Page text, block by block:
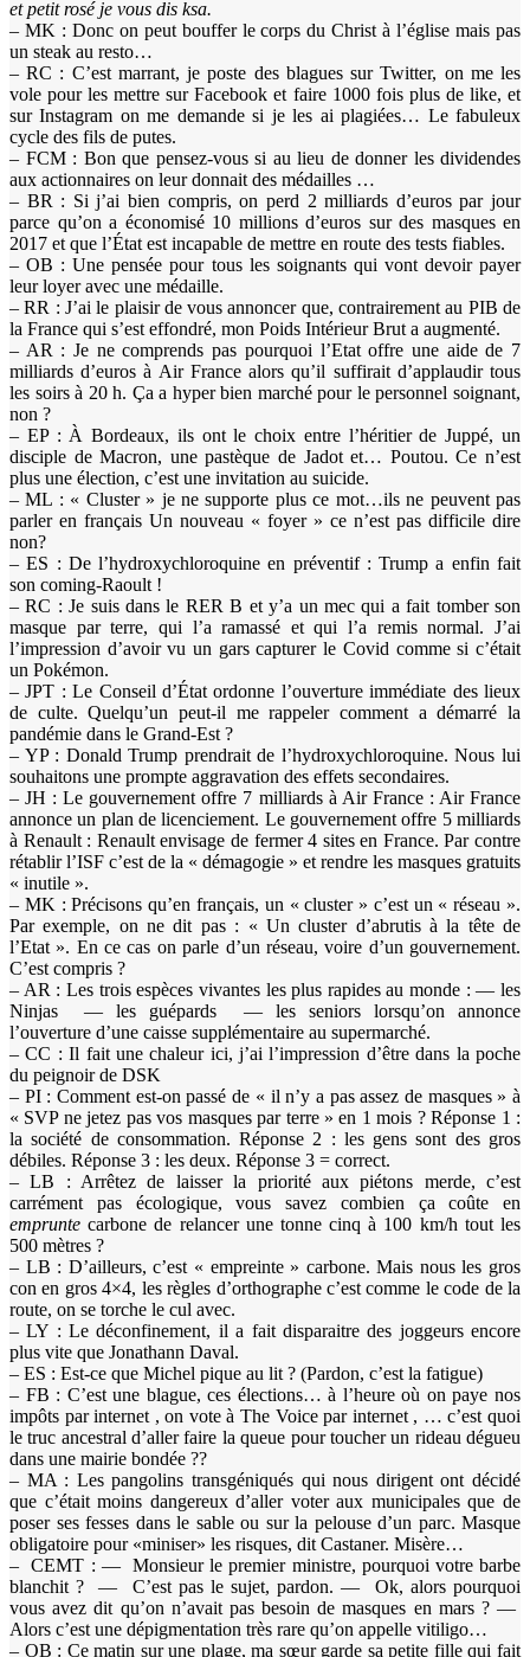
et petit rosé je vous dis ksa.
– MK : Donc on peut bouffer le corps du Christ à l’église mais pas
un steak au resto…
– RC : C’est marrant, je poste des blagues sur Twitter, on me les
vole pour les mettre sur Facebook et faire 1000 fois plus de like, et
sur Instagram on me demande si je les ai plagiées… Le fabuleux
cycle des fils de putes.
– FCM : Bon que pensez-vous si au lieu de donner les dividendes
aux actionnaires on leur donnait des médailles …
– BR : Si j’ai bien compris, on perd 2 milliards d’euros par jour
parce qu’on a économisé 10 millions d’euros sur des masques en
2017 et que l’État est incapable de mettre en route des tests fiables.
– OB : Une pensée pour tous les soignants qui vont devoir payer
leur loyer avec une médaille.
– RR : J’ai le plaisir de vous annoncer que, contrairement au PIB de
la France qui s’est effondré, mon Poids Intérieur Brut a augmenté.
– AR : Je ne comprends pas pourquoi l’Etat offre une aide de 7
milliards d’euros à Air France alors qu’il suffirait d’applaudir tous
les soirs à 20 h. Ça a hyper bien marché pour le personnel soignant,
non ?
– EP : À Bordeaux, ils ont le choix entre l’héritier de Juppé, un
disciple de Macron, une pastèque de Jadot et… Poutou. Ce n’est
plus une élection, c’est une invitation au suicide.
– ML : « Cluster » je ne supporte plus ce mot…ils ne peuvent pas
parler en français Un nouveau « foyer » ce n’est pas difficile dire
non?
– ES : De l’hydroxychloroquine en préventif : Trump a enfin fait
son coming-Raoult !
– RC : Je suis dans le RER B et y’a un mec qui a fait tomber son
masque par terre, qui l’a ramassé et qui l’a remis normal. J’ai
l’impression d’avoir vu un gars capturer le Covid comme si c’était
un Pokémon.
– JPT : Le Conseil d’État ordonne l’ouverture immédiate des lieux
de culte. Quelqu’un peut-il me rappeler comment a démarré la
pandémie dans le Grand-Est ?
– YP : Donald Trump prendrait de l’hydroxychloroquine. Nous lui
souhaitons une prompte aggravation des effets secondaires.
– JH : Le gouvernement offre 7 milliards à Air France : Air France
annonce un plan de licenciement. Le gouvernement offre 5 milliards
à Renault : Renault envisage de fermer 4 sites en France. Par contre
rétablir l’ISF c’est de la « démagogie » et rendre les masques gratuits
« inutile ».
– MK : Précisons qu’en français, un « cluster » c’est un « réseau ».
Par exemple, on ne dit pas : « Un cluster d’abrutis à la tête de
l’Etat ». En ce cas on parle d’un réseau, voire d’un gouvernement.
C’est compris ?
– AR : Les trois espèces vivantes les plus rapides au monde : — les
Ninjas — les guépards — les seniors lorsqu’on annonce
l’ouverture d’une caisse supplémentaire au supermarché.
– CC : Il fait une chaleur ici, j’ai l’impression d’être dans la poche
du peignoir de DSK
– PI : Comment est-on passé de « il n’y a pas assez de masques » à
« SVP ne jetez pas vos masques par terre » en 1 mois ? Réponse 1 :
la société de consommation. Réponse 2 : les gens sont des gros
débiles. Réponse 3 : les deux. Réponse 3 = correct.
– LB : Arrêtez de laisser la priorité aux piétons merde, c’est
carrément pas écologique, vous savez combien ça coûte en
emprunte carbone de relancer une tonne cinq à 100 km/h tout les
500 mètres ?
– LB : D’ailleurs, c’est « empreinte » carbone. Mais nous les gros
con en gros 4×4, les règles d’orthographe c’est comme le code de la
route, on se torche le cul avec.
– LY : Le déconfinement, il a fait disparaitre des joggeurs encore
plus vite que Jonathann Daval.
– ES : Est-ce que Michel pique au lit ? (Pardon, c’est la fatigue)
– FB : C’est une blague, ces élections… à l’heure où on paye nos
impôts par internet , on vote à The Voice par internet , … c’est quoi
le truc ancestral d’aller faire la queue pour toucher un rideau dégueu
dans une mairie bondée ??
– MA : Les pangolins transgéniqués qui nous dirigent ont décidé
que c’était moins dangereux d’aller voter aux municipales que de
poser ses fesses dans le sable ou sur la pelouse d’un parc. Masque
obligatoire pour «miniser» les risques, dit Castaner. Misère…
– CEMT : — Monsieur le premier ministre, pourquoi votre barbe
blanchit ? — C’est pas le sujet, pardon. — Ok, alors pourquoi
vous avez dit qu’on n’avait pas besoin de masques en mars ? —
Alors c’est une dépigmentation très rare qu’on appelle vitiligo…
– OB : Ce matin sur une plage, ma sœur garde sa petite fille qui fait